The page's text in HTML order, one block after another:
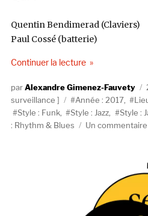
Quentin Bendimerad (Claviers)
Paul Cossé (batterie)
Continuer la lecturede « Habile Bill »
AuteurAlexandre Gimenez-Fauvety
surveillance
Étiquettes
Année : 2017,
Style : Funk
Style : Jazz Style :
: Rhythm & Blues
Un commentaire